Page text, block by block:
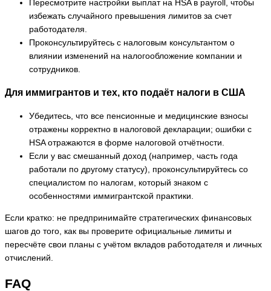
Пересмотрите настройки выплат на HSA в payroll, чтобы
избежать случайного превышения лимитов за счет
работодателя.
Проконсультируйтесь с налоговым консультантом о
влиянии изменений на налогообложение компании и
сотрудников.
Для иммигрантов и тех, кто подаёт налоги в США
Убедитесь, что все пенсионные и медицинские взносы
отражены корректно в налоговой декларации; ошибки с
HSA отражаются в форме налоговой отчётности.
Если у вас смешанный доход (например, часть года
работали по другому статусу), проконсультируйтесь со
специалистом по налогам, который знаком с
особенностями иммигрантской практики.
Если кратко: не предпринимайте стратегических финансовых
шагов до того, как вы проверите официальные лимиты и
пересчёте свои планы с учётом вкладов работодателя и личных
отчислений.
FAQ